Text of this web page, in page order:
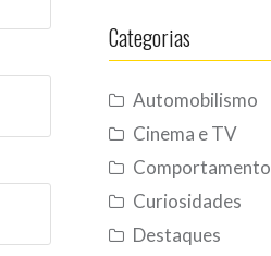
Categorias
Automobilismo
Cinema e TV
Comportamento
Curiosidades
Destaques